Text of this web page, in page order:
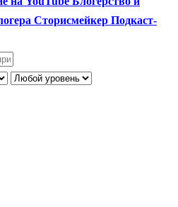
Сторисмейкер Подкаст-